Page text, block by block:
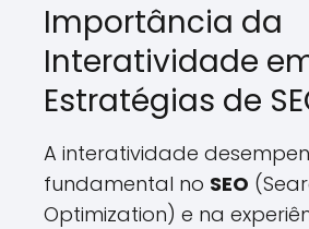
Importância da
Interatividade
Estratégias de
A interatividade
fundamental no SEO
Optimization) e na